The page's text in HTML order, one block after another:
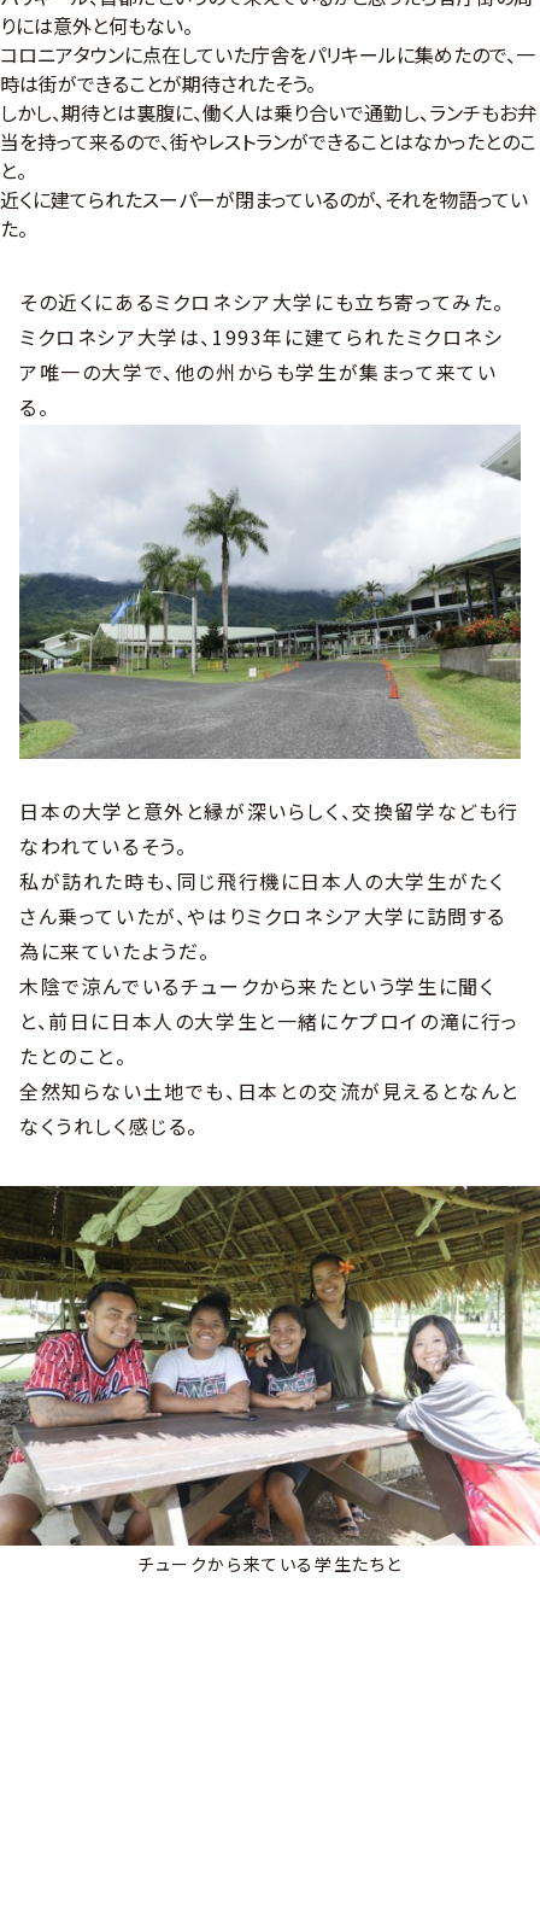
りには意外と何もない。
コロニアタウンに点在していた庁舎をパリキールに集めたので、一
時は街ができることが期待されたそう。
しかし、期待とは裏腹に、働く人は乗り合いで通勤し、ランチもお弁
当を持って来るので、街やレストランができることはなかったとのこ
と。
近くに建てられたスーパーが閉まっているのが、それを物語ってい
た。
その近くにあるミクロネシア大学にも立ち寄ってみた。
ミクロネシア大学は、1993年に建てられたミクロネシ
ア唯一の大学で、他の州からも学生が集まって来てい
る。
日本の大学と意外と縁が深いらしく、交換留学なども行
なわれているそう。
私が訪れた時も、同じ飛行機に日本人の大学生がたく
さん乗っていたが、やはりミクロネシア大学に訪問する
為に来ていたようだ。
木陰で涼んでいるチュークから来たという学生に聞く
と、前日に日本人の大学生と一緒にケプロイの滝に行っ
たとのこと。
全然知らない土地でも、日本との交流が見えるとなんと
なくうれしく感じる。
チュークから来ている学生たちと